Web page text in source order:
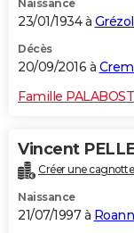
Naissance
23/01/1934 à
Décès
20/09/2016 à
Famille PALABOST
Vincent
Créer une
Naissance
21/07/1997 à